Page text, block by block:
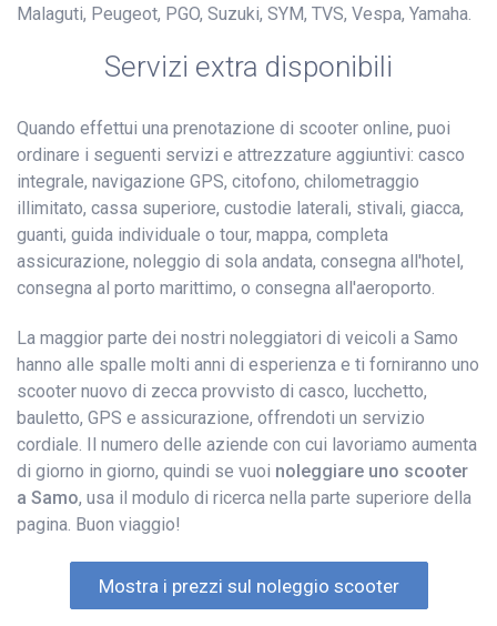
Malaguti, Peugeot, PGO, Suzuki, SYM, TVS, Vespa, Yamaha.
Servizi extra disponibili
Quando effettui una prenotazione di scooter online, puoi
ordinare i seguenti servizi e attrezzature aggiuntivi: casco
integrale, navigazione GPS, citofono, chilometraggio
illimitato, cassa superiore, custodie laterali, stivali, giacca,
guanti, guida individuale o tour, mappa, completa
assicurazione, noleggio di sola andata, consegna all'hotel,
consegna al porto marittimo, o consegna all'aeroporto.
La maggior parte dei nostri noleggiatori di veicoli a Samo
hanno alle spalle molti anni di esperienza e ti forniranno uno
scooter nuovo di zecca provvisto di casco, lucchetto,
bauletto, GPS e assicurazione, offrendoti un servizio
cordiale. Il numero delle aziende con cui lavoriamo aumenta
di giorno in giorno, quindi se vuoi noleggiare uno scooter
a Samo, usa il modulo di ricerca nella parte superiore della
pagina. Buon viaggio!
Mostra i prezzi sul noleggio scooter